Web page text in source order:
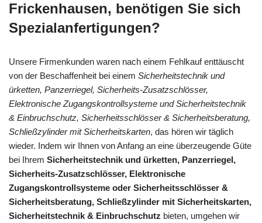
Frickenhausen, benötigen Sie sich
Spezialanfertigungen?
Unsere Firmenkunden waren nach einem Fehlkauf enttäuscht
von der Beschaffenheit bei einem Sicherheitstechnik und
ürketten, Panzerriegel, Sicherheits-Zusatzschlösser,
Elektronische Zugangskontrollsysteme und Sicherheitstechnik
& Einbruchschutz, Sicherheitsschlösser & Sicherheitsberatung,
Schließzylinder mit Sicherheitskarten, das hören wir täglich
wieder. Indem wir Ihnen von Anfang an eine überzeugende Güte
bei Ihrem Sicherheitstechnik und ürketten, Panzerriegel,
Sicherheits-Zusatzschlösser, Elektronische
Zugangskontrollsysteme oder Sicherheitsschlösser &
Sicherheitsberatung, Schließzylinder mit Sicherheitskarten,
Sicherheitstechnik & Einbruchschutz bieten, umgehen wir